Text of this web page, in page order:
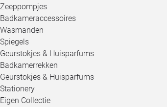
Zeeppompjes
Badkameraccessoires
Wasmanden
Spiegels
Geurstokjes & Huisparfums
Badkamerrekken
Geurstokjes & Huisparfums
Stationery
Eigen Collectie